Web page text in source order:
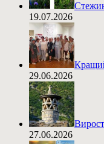
19.07.2026
29.06.2026
27.06.2026